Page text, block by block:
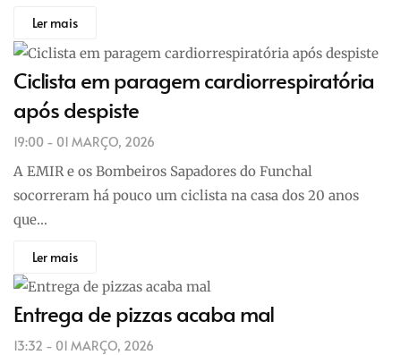
Ler mais
Ciclista em paragem cardiorrespiratória
após despiste
19:00 - 01 MARÇO, 2026
A EMIR e os Bombeiros Sapadores do Funchal
socorreram há pouco um ciclista na casa dos 20 anos
que…
Ler mais
Entrega de pizzas acaba mal
13:32 - 01 MARÇO, 2026